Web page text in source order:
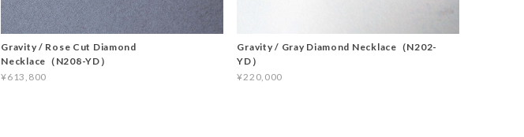
Gravity / Rose Cut Diamond
Necklace（N208-YD）
¥613,800
Gravity / Gray Diamond Necklace（N202-
YD）
¥220,000